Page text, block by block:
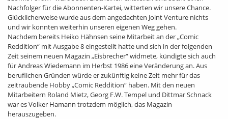
Nachfolger für die Abonnenten-Kartei, witterten wir unsere Chance.
Glücklicherweise wurde aus dem angedachten Joint Venture nichts
und wir konnten weiterhin unseren eigenen Weg gehen.
Nachdem bereits Heiko Hähnsen seine Mitarbeit an der „Comic
Reddition“ mit Ausgabe 8 eingestellt hatte und sich in der folgenden
Zeit seinem neuen Magazin „Eisbrecher“ widmete, kündigte sich auch
für Andreas Wiedemann im Herbst 1986 eine Veränderung an. Aus
beruflichen Gründen würde er zukünftig keine Zeit mehr für das
zeitraubende Hobby „Comic Reddition“ haben. Mit den neuen
Mitarbeitern Roland Mietz, Georg F.W. Tempel und Dittmar Schnack
war es Volker Hamann trotzdem möglich, das Magazin
herauszugeben.